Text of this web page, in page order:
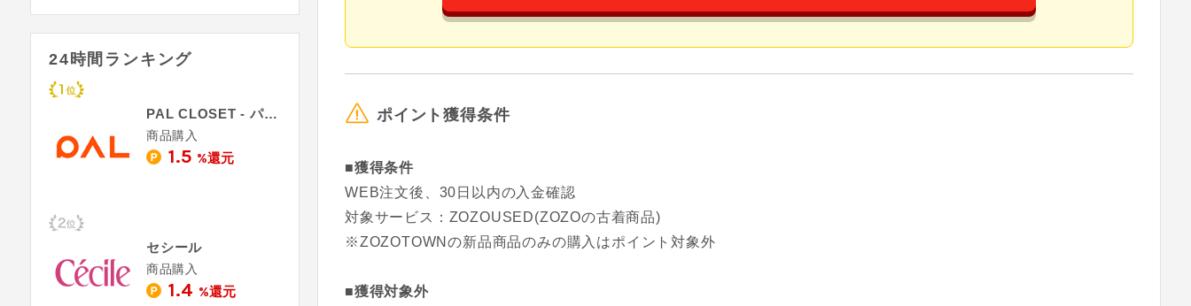
ポイント獲得条件
■獲得条件
WEB注文後、30日以内の入金確認
対象サービス：ZOZOUSED(ZOZOの古着商品)
※ZOZOTOWNの新品商品のみの購入はポイント対象外
■獲得対象外
24時間ランキング
PAL CLOSET - パルクローゼット
商品購入
1.5 %還元
セシール
商品購入
1.4 %還元